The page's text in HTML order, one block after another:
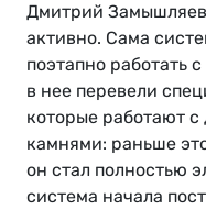
Дмитрий
активно. Сама
поэтапно работать
в нее перевели
которые работают
камнями: раньше
он стал полностью
система начала